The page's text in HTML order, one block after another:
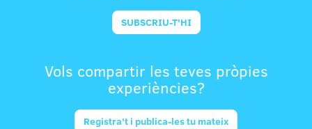
SUBSCRIU-T'HI
Vols compartir les teves pròpies
experiències?
Registra't i publica-les tu mateix